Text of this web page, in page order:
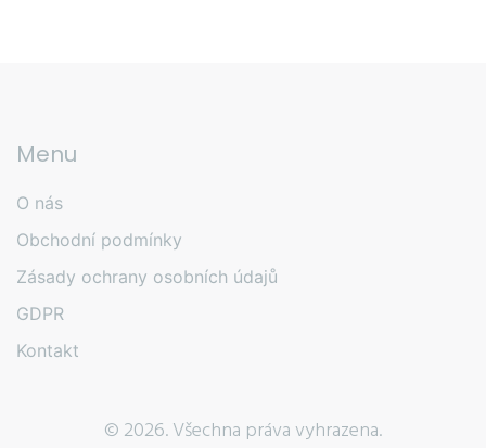
Menu
O nás
Obchodní podmínky
Zásady ochrany osobních údajů
GDPR
Kontakt
© 2026. Všechna práva vyhrazena.